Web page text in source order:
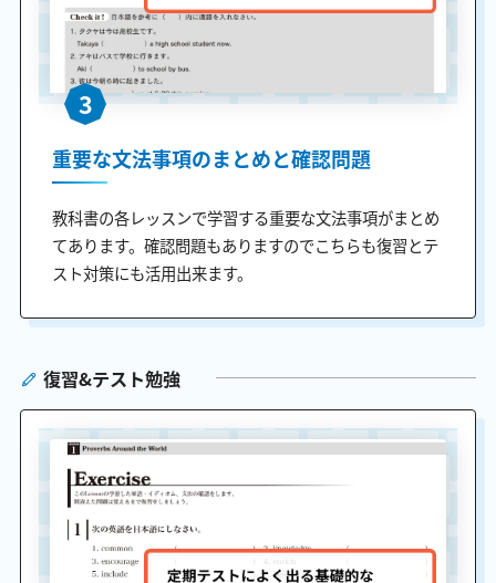
3
重要な文法事項のまとめと確認問題
教科書の各レッスンで学習する重要な文法事項がまとめ
てあります。確認問題もありますのでこちらも復習とテ
スト対策にも活用出来ます。
復習&テスト勉強